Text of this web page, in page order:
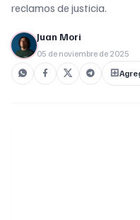
reclamos de justicia.
Juan Mori
05 de noviembre de 2025